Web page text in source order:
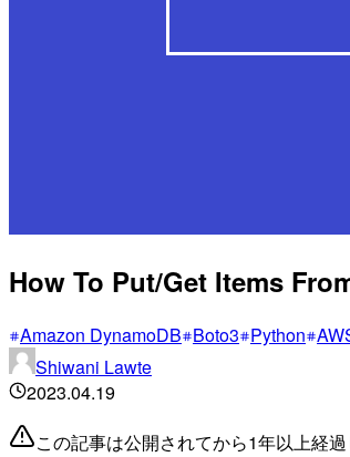
How To Put/Get Items
Amazon DynamoDB Boto3 Python
Shiwani Lawte
2023.04.19
この記事は公開されてから1年以上経